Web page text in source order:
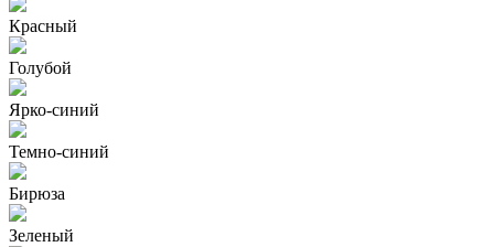
Красный
Голубой
Ярко-синий
Темно-синий
Бирюза
Зеленый